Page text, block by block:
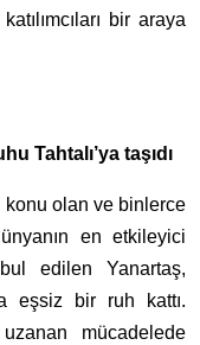
bir araya
Tahtalı’ya taşıdı
konu olan ve binlerce
en etkileyici
edilen Yanartaş,
eşsiz bir ruh kattı.
mücadelede